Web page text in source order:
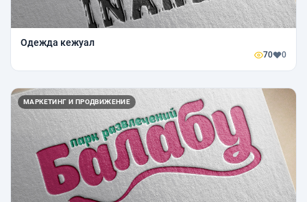
Одежда кежуал
70 0
МАРКЕТИНГ И ПРОДВИЖЕНИЕ